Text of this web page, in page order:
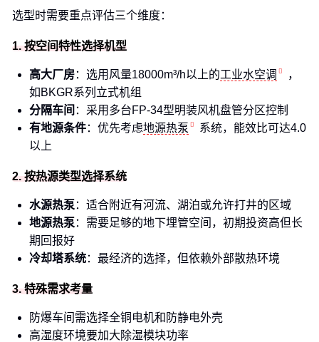
选型时需要重点评估三个维度：
1. 按空间特性选择机型
高大厂房：选用风量18000m³/h以上的工业水空调
，
如BKGR系列立式机组
分隔车间 ：采用多台FP-34型明装风机盘管分区控制
有地源条件：优先考虑地源热泵
系统，能效比可达4.0
以上
2. 按热源类型选择系统
水源热泵 ：适合附近有河流、湖泊或允许打井的区域
地源热泵 ：需要足够的地下埋管空间，初期投资高但长
期回报好
冷却塔系统：最经济的选择，但依赖外部散热环境
3. 特殊需求考量
防爆车间需选择全铜电机和防静电外壳
高湿度环境要加大除湿模块功率